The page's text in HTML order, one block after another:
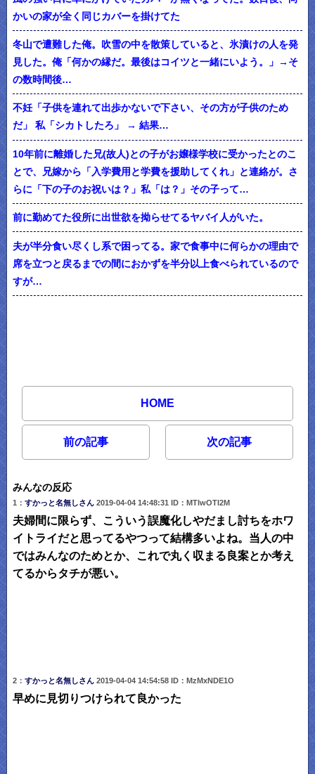
かいの家が全く同じカバーを掛けてた
冬山で遭難した俺。吹雪の中を散策していると、氷漬けの人を発
見した。俺「何かの縁だ。最後はコイツと一緒にいよう。」→そ
の数時間後…
不妊「子供を連れて出歩かないで下さい、その方が子供のため
だ」 私「シカトしたろ」 → 結果…
10年前に離婚した兄(故人)との子がお嬢様学校に受かったとのこ
とで、兄嫁から「入学費用と学費を援助してくれ」と連絡が。さ
らに「下の子のお祝いは？」私「は？」その子って…
前に勤めてた役所に出世欲を拗らせてるヤバイ人がいた。
夫が半分食い尽くし系で困ってる。家で食事中に何らかの理由で
席を立つと戻るまでの間におかずを半分以上食べられているので
すが…
HOME
前の記事 次の記事
みんなの反応
1： すかっと名無しさん 2019-04-04 14:48:31 ID：MTIwOTI2M
夫婦間に限らず、こういう誤魔化しやだまし討ちをホワ
イトライだと思ってるやつって結構多いよね。当人の中
ではみんなのためとか、これで丸く収まる良案とか考え
てるからタチが悪い。
2： すかっと名無しさん 2019-04-04 14:54:58 ID：MzMxNDE1O
早めに見切りつけられて良かった